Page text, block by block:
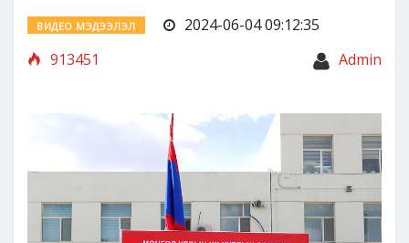
ВИДЕО МЭДЭЭЛЭЛ
2024-06-04 09:12:35
913451
Admin